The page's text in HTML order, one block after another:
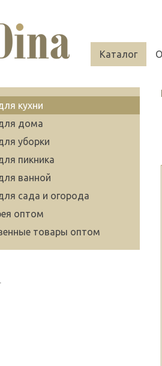
Каталог
кухни
дома
уборки
пикника
ванной
сада и огорода
оптом
товары оптом